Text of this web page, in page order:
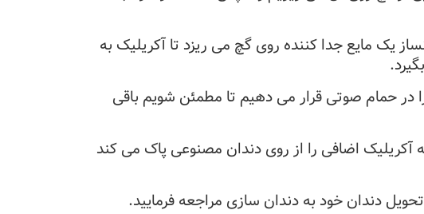
یک مایع جدا کننده روی گچ می ریزد تا آکریلیک به
حمام صوتی قرار می دهیم تا مطمئن شویم باقی
آکریلیک اضافی را از روی دندان مصنوعی پاک می کند
دندان خود به دندان سازی مراجعه فرمایید.